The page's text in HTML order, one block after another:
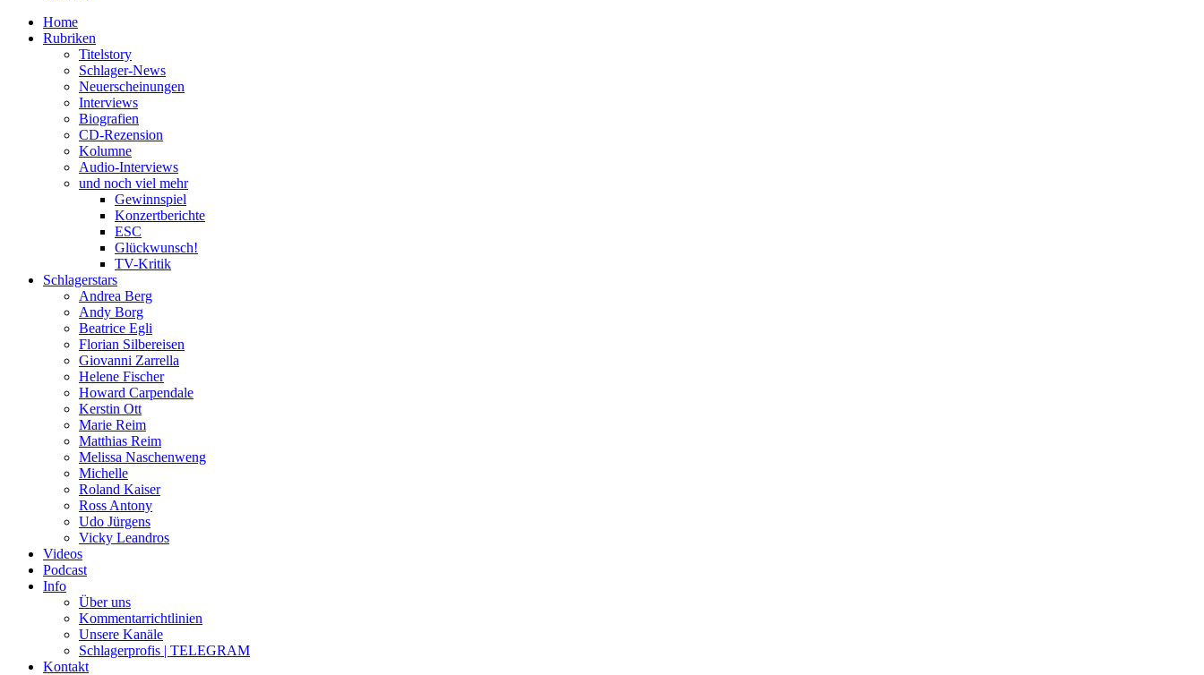
Home
Rubriken
Titelstory
Schlager-News
Neuerscheinungen
Interviews
Biografien
CD-Rezension
Kolumne
Audio-Interviews
und noch viel mehr
Gewinnspiel
Konzertberichte
ESC
Glückwunsch!
TV-Kritik
Schlagerstars
Andrea Berg
Andy Borg
Beatrice Egli
Florian Silbereisen
Giovanni Zarrella
Helene Fischer
Howard Carpendale
Kerstin Ott
Marie Reim
Matthias Reim
Melissa Naschenweng
Michelle
Roland Kaiser
Ross Antony
Udo Jürgens
Vicky Leandros
Videos
Podcast
Info
Über uns
Kommentarrichtlinien
Unsere Kanäle
Schlagerprofis | TELEGRAM
Kontakt